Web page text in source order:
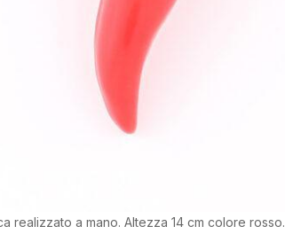
realizzato a mano. Altezza 14 cm colore rosso.